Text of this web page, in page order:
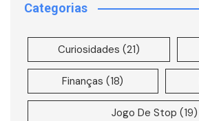
Categorias
Curiosidades (21)
Finanças (18)
Jogo De Stop (19)